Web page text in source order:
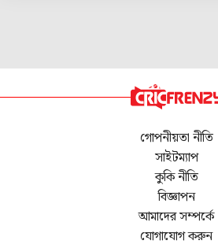
গোপনীয়তা নীতি
সাইটম্যাপ
কুকি নীতি
বিজ্ঞাপন
আমাদের সম্পর্কে
যোগাযোগ করুন